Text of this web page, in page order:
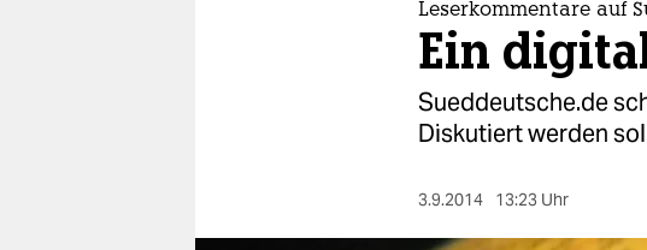
Leserkommentare auf
Ein
Sueddeutsche.de
Diskutiert werden
3.9.2014 13:23 Uhr